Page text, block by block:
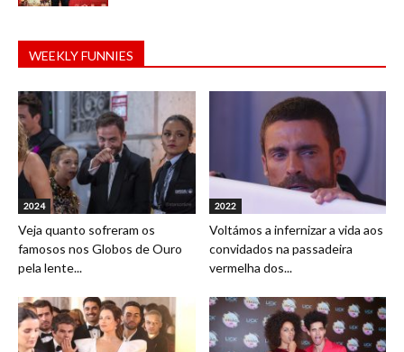
WEEKLY FUNNIES
2024
Veja quanto sofreram os
famosos nos Globos de Ouro
pela lente...
2022
Voltámos a infernizar a vida aos
convidados na passadeira
vermelha dos...